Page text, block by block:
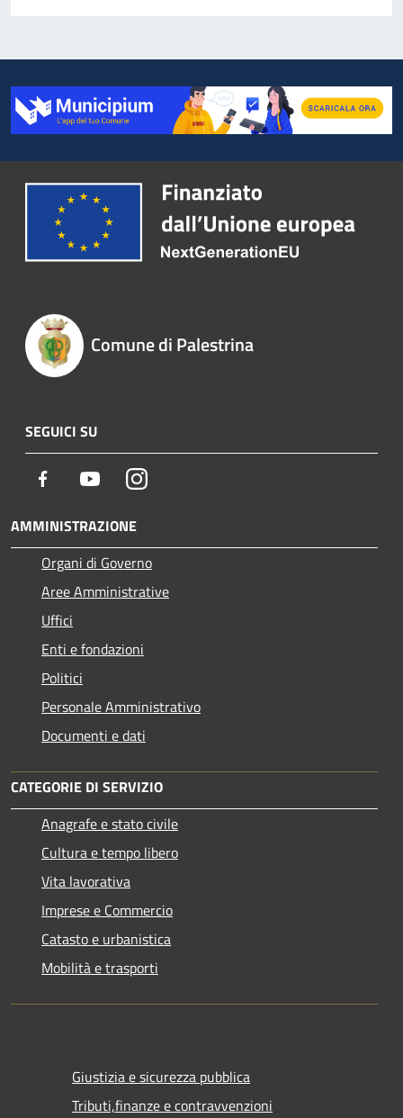
Comune di Palestrina
SEGUICI SU
Facebook YoutubeInstagram
AMMINISTRAZIONE
Organi di Governo
Aree Amministrative
Uffici
Enti e fondazioni
Politici
Personale Amministrativo
Documenti e dati
CATEGORIE DI SERVIZIO
Anagrafe e stato civile
Cultura e tempo libero
Vita lavorativa
Imprese e Commercio
Catasto e urbanistica
Mobilità e trasporti
Giustizia e sicurezza pubblica
Tributi,finanze e contravvenzioni